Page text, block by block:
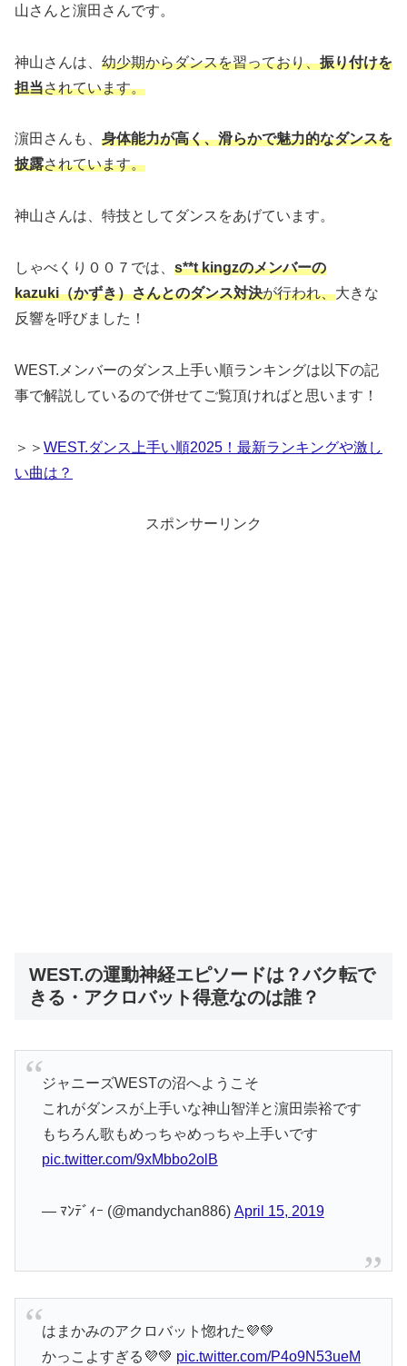
山さんと濵田さんです。
神山さんは、 幼少期からダンスを習っており、振り付けを
担当されています。
濵田さんも、 身体能力が高く、滑らかで魅力的なダンスを
披露されています。
神山さんは、特技としてダンスをあげています。
しゃべくり００７では、 s**t kingzのメンバーの
kazuki（かずき）さんとのダンス対決が行われ、大きな
反響を呼びました！
WEST.メンバーのダンス上手い順ランキングは以下の記
事で解説しているので併せてご覧頂ければと思います！
＞＞ WEST.ダンス上手い順2025！最新ランキングや激し
い曲は？
スポンサーリンク
WEST.の運動神経エピソードは？バク転で
きる・アクロバット得意なのは誰？
ジャニーズWESTの沼へようこそ
これがダンスが上手いな神山智洋と濵田崇裕です
もちろん歌もめっちゃめっちゃ上手いです
pic.twitter.com/9xMbbo2olB
— ﾏﾝﾃﾞｨｰ (@mandychan886) April 15, 2019
はまかみのアクロバット惚れた💜💚
かっこよすぎる💜💚 pic.twitter.com/P4o9N53ueM